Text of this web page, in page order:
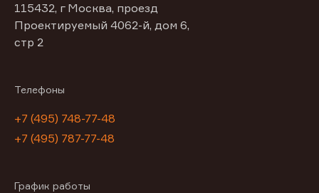
115432, г Москва, проезд
Проектируемый 4062-й, дом 6,
стр 2
Телефоны
+7 (495) 748-77-48
+7 (495) 787-77-48
График работы